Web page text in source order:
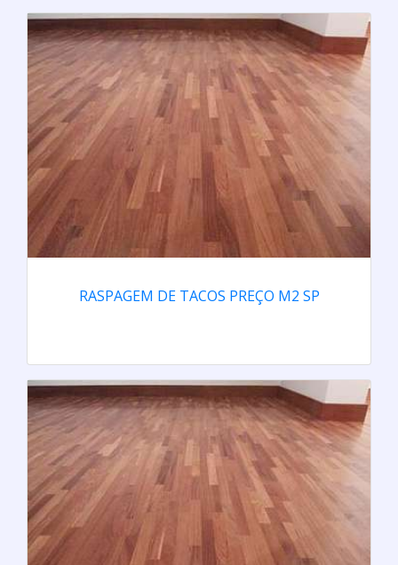
RASPAGEM DE TACOS PREÇO M2 SP